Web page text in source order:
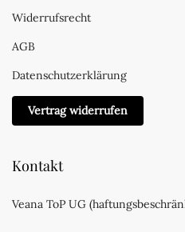
Widerrufsrecht
AGB
Datenschutzerklärung
Vertrag widerrufen
Kontakt
Veana ToP UG